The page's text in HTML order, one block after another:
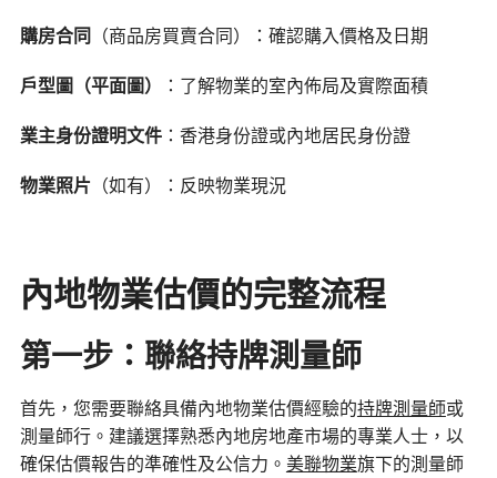
購房合同 （商品房買賣合同）：確認購入價格及日期
戶型圖（平面圖） ：了解物業的室內佈局及實際面積
業主身份證明文件：香港身份證或內地居民身份證
物業照片 （如有）：反映物業現況
內地物業估價的完整流程
第一步：聯絡持牌測量師
首先，您需要聯絡具備內地物業估價經驗的持牌測量師或
測量師行。建議選擇熟悉內地房地產市場的專業人士，以
確保估價報告的準確性及公信力。 美聯物業旗下的測量師